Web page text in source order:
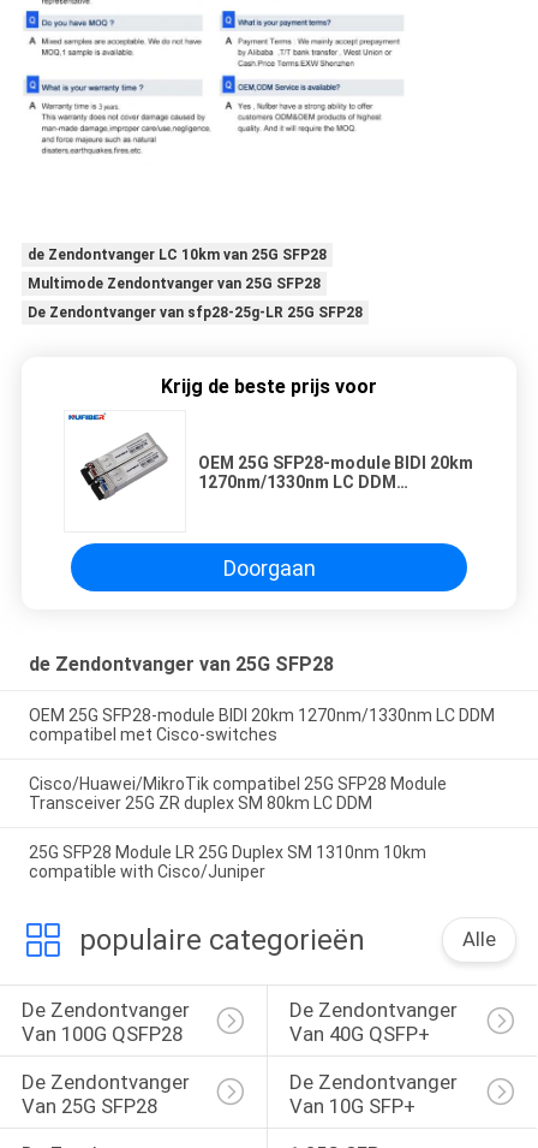
de Zendontvanger LC 10km van 25G SFP28
Multimode Zendontvanger van 25G SFP28
De Zendontvanger van sfp28-25g-LR 25G SFP28
Krijg de beste prijs voor
OEM 25G SFP28-module BIDI 20km
1270nm/1330nm LC DDM
Doorgaan
de Zendontvanger van 25G SFP28
OEM 25G SFP28-module BIDI 20km 1270nm/1330nm LC DDM
compatibel met Cisco-switches
Cisco/Huawei/MikroTik compatibel 25G SFP28 Module
Transceiver 25G ZR duplex SM 80km LC DDM
25G SFP28 Module LR 25G Duplex SM 1310nm 10km
compatible with Cisco/Juniper
populaire categorieën Alle
De Zendontvanger
Van 100G QSFP28
De Zendontvanger
Van 40G QSFP+
De Zendontvanger
Van 25G SFP28
De Zendontvanger
Van 10G SFP+